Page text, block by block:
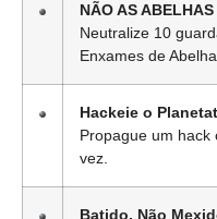
NÃO AS
Neutralize 10
Enxames de
Hackeie o Planetat
Propague um hack
vez.
Batido, Não